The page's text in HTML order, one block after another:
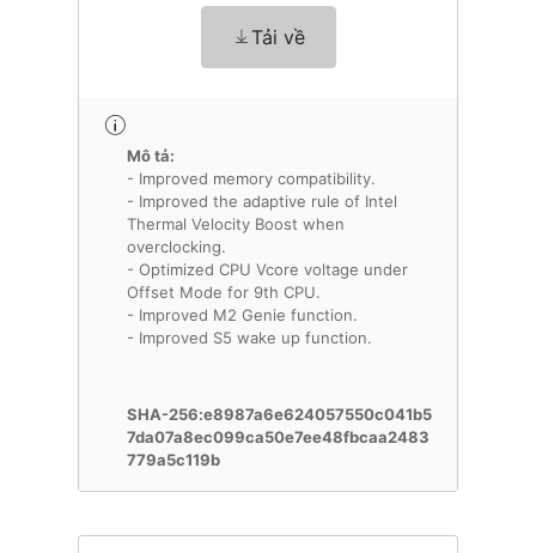
Tải về
Mô tả:
- Improved memory compatibility.
- Improved the adaptive rule of Intel
Thermal Velocity Boost when
overclocking.
- Optimized CPU Vcore voltage under
Offset Mode for 9th CPU.
- Improved M2 Genie function.
- Improved S5 wake up function.
SHA-256:e8987a6e624057550c041b5
7da07a8ec099ca50e7ee48fbcaa2483
779a5c119b